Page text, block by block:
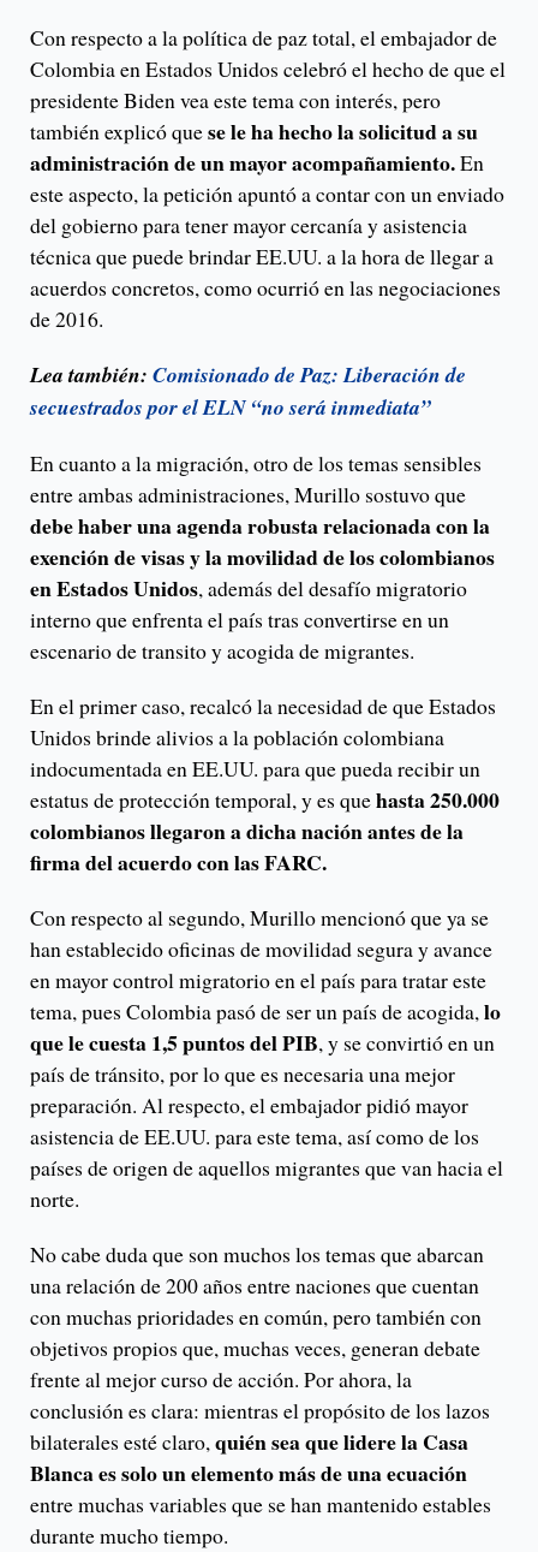
Con respecto a la política de paz total, el embajador de
Colombia en Estados Unidos celebró el hecho de que el
presidente Biden vea este tema con interés, pero
también explicó quese le ha hecho la solicitud a su
administración de un mayor acompañamiento.En
este aspecto, la petición apuntó a contar con un enviado
del gobierno para tener mayor cercanía y asistencia
técnica que puede brindar EE.UU. a la hora de llegar a
acuerdos concretos, como ocurrió en las negociaciones
de 2016.
Lea también: Comisionado de Paz: Liberación de
secuestrados por el ELN “no será inmediata”
En cuanto a la migración, otro de los temas sensibles
entre ambas administraciones, Murillo sostuvo que
debe haber una agenda robusta relacionada con la
exención de visas y la movilidad de los colombianos
en Estados Unidos, además del desafío migratorio
interno que enfrenta el país tras convertirse en un
escenario de transito y acogida de migrantes.
En el primer caso, recalcó la necesidad de que Estados
Unidos brinde alivios a la población colombiana
indocumentada en EE.UU. para que pueda recibir un
estatus de protección temporal, y es quehasta 250.000
colombianos llegaron a dicha nación antes de la
firma del acuerdo con las FARC.
Con respecto al segundo, Murillo mencionó que ya se
han establecido oficinas de movilidad segura y avance
en mayor control migratorio en el país para tratar este
tema, pues Colombia pasó de ser un país de acogida,lo
que le cuesta 1,5 puntos del PIB, y se convirtió en un
país de tránsito, por lo que es necesaria una mejor
preparación. Al respecto, el embajador pidió mayor
asistencia de EE.UU. para este tema, así como de los
países de origen de aquellos migrantes que van hacia el
norte.
No cabe duda que son muchos los temas que abarcan
una relación de 200 años entre naciones que cuentan
con muchas prioridades en común, pero también con
objetivos propios que, muchas veces, generan debate
frente al mejor curso de acción. Por ahora, la
conclusión es clara: mientras el propósito de los lazos
bilaterales esté claro,quién sea que lidere la Casa
Blanca es solo un elemento más de una ecuación
entre muchas variables que se han mantenido estables
durante mucho tiempo.